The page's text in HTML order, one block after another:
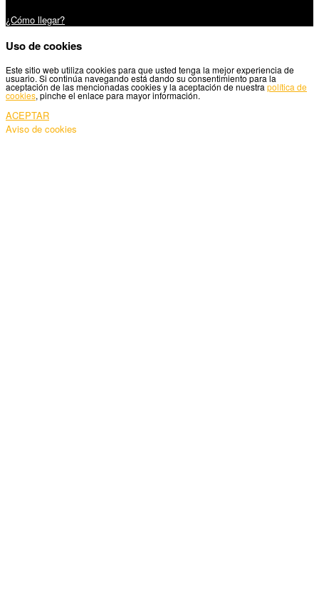
¿Cómo llegar?
Uso de cookies
Este sitio web utiliza cookies para que usted tenga la mejor experiencia de
usuario. Si continúa navegando está dando su consentimiento para la
aceptación de las mencionadas cookies y la aceptación de nuestra política de
cookies, pinche el enlace para mayor información.
ACEPTAR
Aviso de cookies